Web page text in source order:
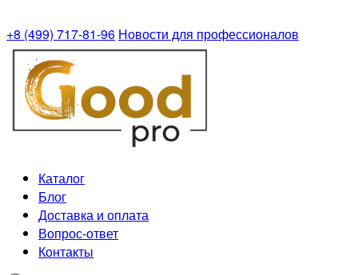
+8 (499) 717-81-96 Новости для профессионалов
Каталог
Блог
Доставка и оплата
Вопрос-ответ
Контакты